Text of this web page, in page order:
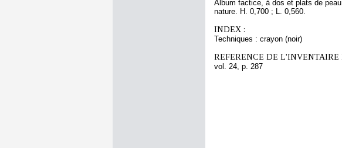
Album factice, à dos et plats de
nature. H. 0,700 ; L. 0,560.
INDEX :
Techniques : crayon (noir)
REFERENCE DE L'INVENTAIRE
vol. 24, p. 287